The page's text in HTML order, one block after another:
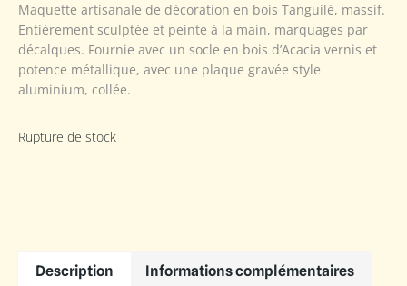
Maquette artisanale de décoration en bois Tanguilé, massif.
Entièrement sculptée et peinte à la main, marquages par
décalques. Fournie avec un socle en bois d’Acacia vernis et
potence métallique, avec une plaque gravée style
aluminium, collée.
Rupture de stock
Description Informations complémentaires